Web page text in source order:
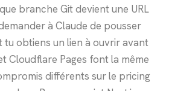
branche Git devient une URL
à Claude de pousser
tu obtiens un lien à ouvrir avant
Cloudflare Pages font la même
différents sur le pricing